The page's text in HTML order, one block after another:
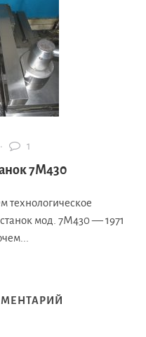
1
7М430
технологическое
мод. 7М430 — 1971